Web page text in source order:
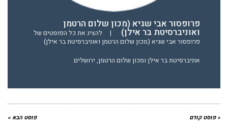
פרופסור אבי שגיא (מכון שלום הרטמן
ואוניברסיטת בר אילן) |
להציג את כל הפוסטים של
פרופסור אבי שגיא (מכון שלום הרטמן ואוניברסיטת בר אילן)
אוניברסיטת בר אילן ומכון שלום הרטמן, ירושלים
« פוסט קודם פוסט הבא »